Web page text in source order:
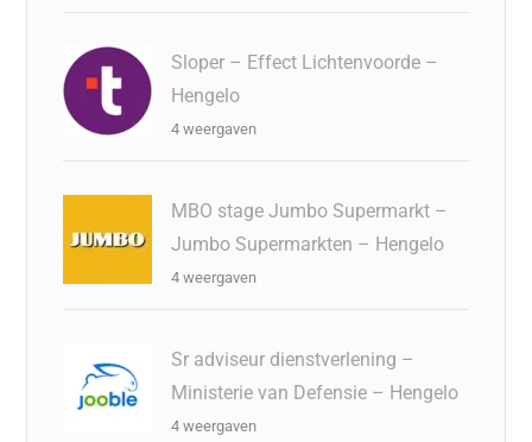
Sloper – Effect Lichtenvoorde –
Hengelo
4 weergaven
MBO stage Jumbo Supermarkt –
Jumbo Supermarkten – Hengelo
4 weergaven
Sr adviseur dienstverlening –
Ministerie van Defensie – Hengelo
4 weergaven